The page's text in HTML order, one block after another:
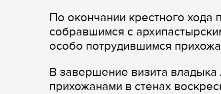
По окончании крестного хода
собравшимся с
особо потрудившимся
В завершение визита
прихожанами в стенах